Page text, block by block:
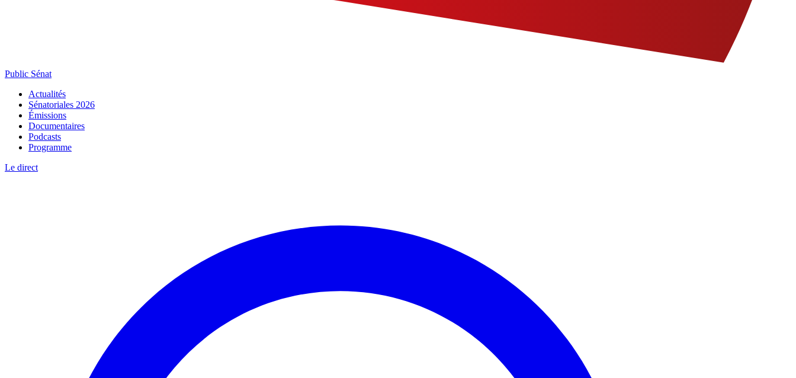
Public Sénat
Actualités
Sénatoriales 2026
Émissions
Documentaires
Podcasts
Programme
Le direct